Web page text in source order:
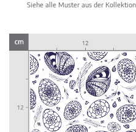
Siehe alle Muster aus der Kollektion